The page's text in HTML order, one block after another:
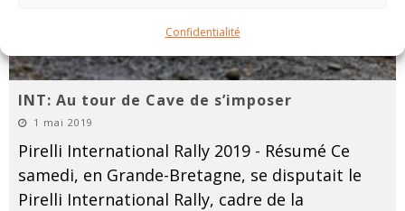
Confidentialité
INT: Au tour de Cave de s’imposer
1 mai 2019
Pirelli International Rally 2019 - Résumé Ce
samedi, en Grande-Bretagne, se disputait le
Pirelli International Rally, cadre de la